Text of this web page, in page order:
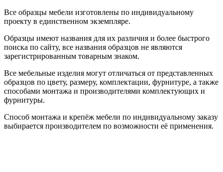
Все образцы мебели изготовлены по индивидуальному
проекту в единственном экземпляре.
Образцы имеют названия для их различия и более быстрого
поиска по сайту, все названия образцов не являются
зарегистрированным товарным знаком.
Все мебельные изделия могут отличаться от представленных
образцов по цвету, размеру, комплектации, фурнитуре, а также
способами монтажа и производителями комплектующих и
фурнитуры.
Способ монтажа и крепёж мебели по индивидуальному заказу
выбирается производителем по возможности её применения.